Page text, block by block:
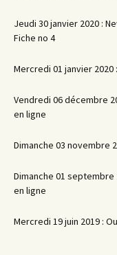
Jeudi 30 janvier 2020 :
Fiche no 4
Mercredi 01 janvier
Vendredi 06 décembre
en ligne
Dimanche 03 novembre
Dimanche 01
en ligne
Mercredi 19 juin 2019 :